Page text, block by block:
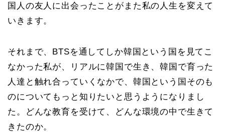
国人の友人に出会ったことがまた私の人生を変えて
いきます。
それまで、BTSを通してしか韓国という国を見てこ
なかった私が、リアルに韓国で生き、韓国で育った
人達と触れ合っていくなかで、韓国という国そのも
のについてもっと知りたいと思うようになりまし
た。どんな教育を受けて、どんな環境の中で生きて
きたのか。